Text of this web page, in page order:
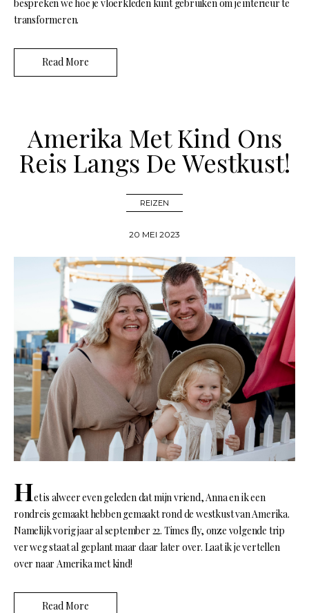
bespreken we hoe je vloerkleden kunt gebruiken om je interieur te
transformeren.
Read More
Amerika Met Kind Ons
Reis Langs De Westkust!
REIZEN
20 MEI 2023
Het is alweer even geleden dat mijn vriend, Anna en ik een
rondreis gemaakt hebben gemaakt rond de westkust van Amerika.
Namelijk vorig jaar al september 22. Times fly, onze volgende trip
ver weg staat al geplant maar daar later over. Laat ik je vertellen
over naar Amerika met kind!
Read More